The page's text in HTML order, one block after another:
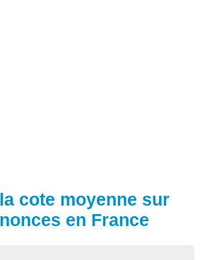
cote moyenne sur
en France